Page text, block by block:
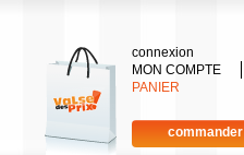
MON COMPTE
connexion
PANIER
commander